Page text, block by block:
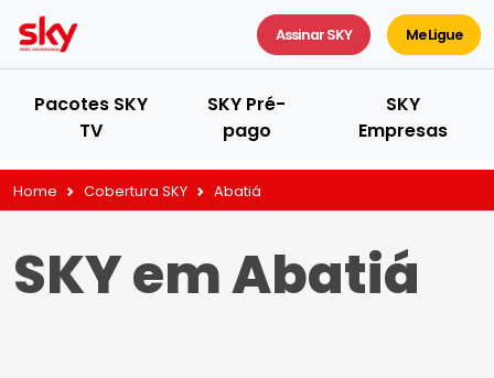
Assinar SKY Me Ligue
Pacotes SKY
TV
SKY Pré-
pago
SKY
Empresas
Home Cobertura SKY Abatiá
SKY em Abatiá